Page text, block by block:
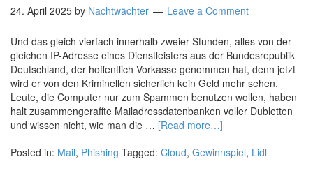
24. April 2025 by Nachtwächter Leave a Comment
Und das gleich vierfach innerhalb zweier Stunden, alles von der
gleichen IP-Adresse eines Dienstleisters aus der Bundesrepublik
Deutschland, der hoffentlich Vorkasse genommen hat, denn jetzt
wird er von den Kriminellen sicherlich kein Geld mehr sehen.
Leute, die Computer nur zum Spammen benutzen wollen, haben
halt zusammengeraffte Mailadressdatenbanken voller Dubletten
und wissen nicht, wie man die … [Read more…]
Posted in: Mail, Phishing Tagged: Cloud, Gewinnspiel, Lidl